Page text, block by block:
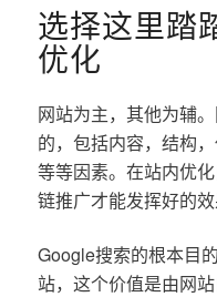
选择这里踏
优化
网站为主，其他为辅
的，包括内容，结构
等等因素。在站内优
链推广才能发挥好的效
Google搜索的根本目
站，这个价值是由网